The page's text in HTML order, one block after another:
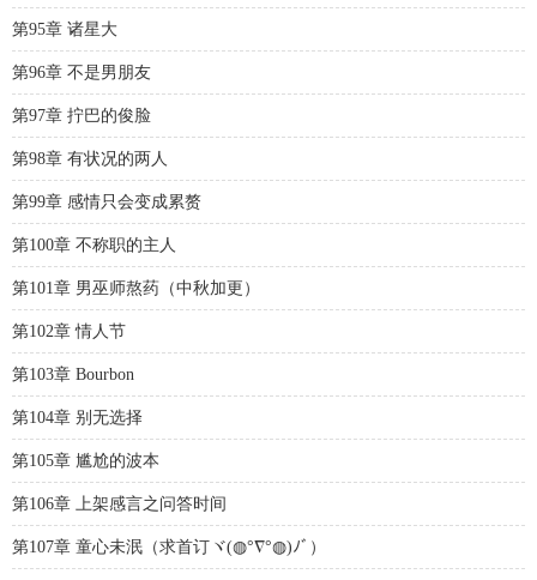
第95章 诸星大
第96章 不是男朋友
第97章 拧巴的俊脸
第98章 有状况的两人
第99章 感情只会变成累赘
第100章 不称职的主人
第101章 男巫师熬药（中秋加更）
第102章 情人节
第103章 Bourbon
第104章 别无选择
第105章 尴尬的波本
第106章 上架感言之问答时间
第107章 童心未泯（求首订ヾ(◍°∇°◍)ﾉﾞ）